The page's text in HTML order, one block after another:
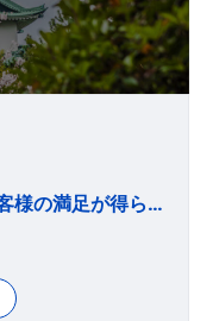
私たちは安全第一を旨とし、お客様の満足が得られるものを誠実の心と先端の技術力でつくりあげ、未来に夢と希望を託せる働きがいのある企業を目指すとともに、社業の発展を通じて広く社会に貢献します。